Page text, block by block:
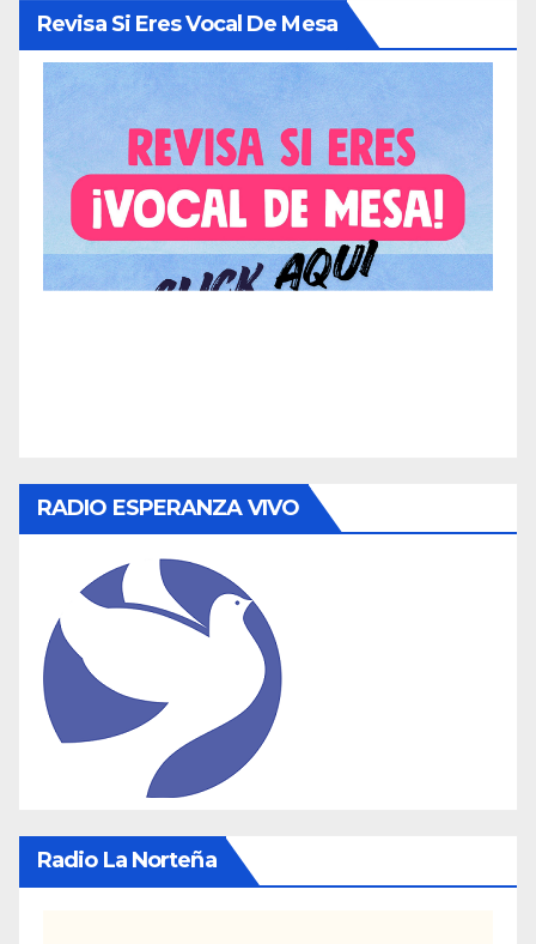
Revisa Si Eres Vocal De Mesa
RADIO ESPERANZA VIVO
Radio La Norteña